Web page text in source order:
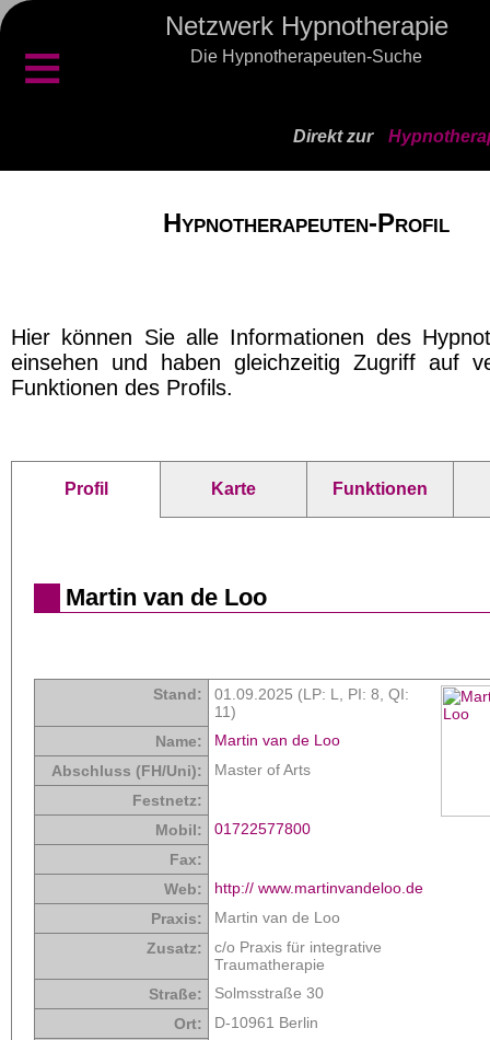
Netzwerk Hypnotherapie
Die Hypnotherapeuten-Suche
≡
Direkt zur
Hypnotherapeuten-Profil
Hier können Sie alle Informationen des
einsehen und haben gleichzeitig Zugriff auf
Funktionen des Profils.
Profil Karte Funktionen
Martin van de Loo
Stand: 01.09.2025 (LP: L, PI: 8 QI:
11)
Name:
Martin van de Loo
Abschluss (FH/Uni):
Master of Arts
Festnetz:
Mobil:
01722577800
Fax:
Web:
http:// www.martinvandeloo.de
Praxis:
Martin van de Loo
Zusatz:
c/o Praxis für integrative
Traumatherapie
Straße:
Solmsstraße 30
Ort:
D-10961 Berlin